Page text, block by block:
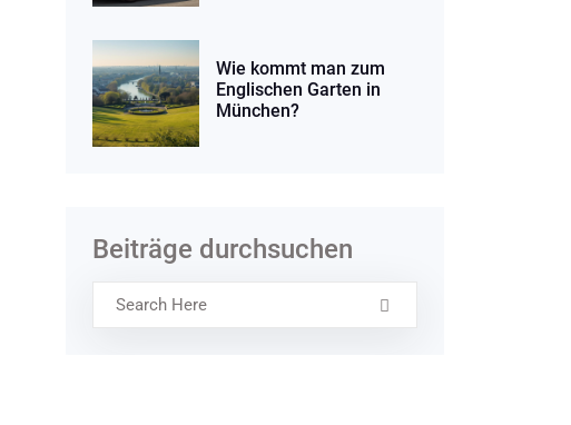
Wie kommt man zum
Englischen Garten in
München?
Beiträge durchsuchen